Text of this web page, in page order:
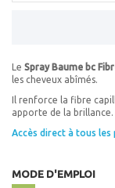
Le Spray Baume bc
les cheveux abîmés.
Il renforce la fibre
apporte de la brillance.
Accès direct à tous
MODE D'EMPLOI